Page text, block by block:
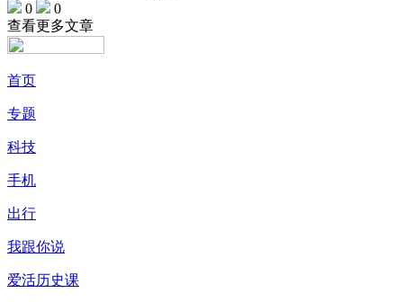
0
0
查看更多文章
首页
专题
科技
手机
出行
我跟你说
爱活历史课